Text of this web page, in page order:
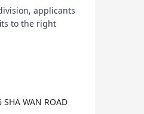
applicants
to the right
WAN ROAD